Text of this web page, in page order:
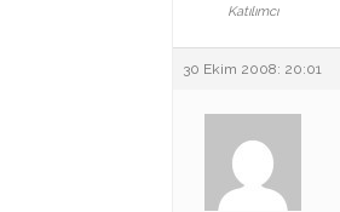
Katılımcı
30 Ekim 2008: 20:01